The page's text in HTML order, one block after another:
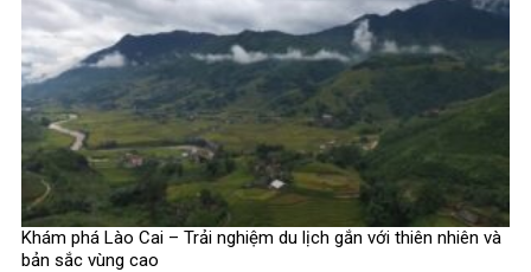
Khám phá Lào Cai – Trải nghiệm du lịch gắn với thiên nhiên và
bản sắc vùng cao